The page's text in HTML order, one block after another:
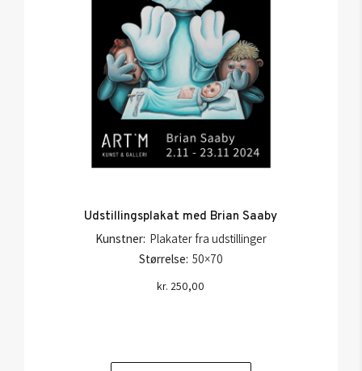
Udstillingsplakat med Brian Saaby
Kunstner: Plakater fra udstillinger
Størrelse: 50×70
kr. 250,00